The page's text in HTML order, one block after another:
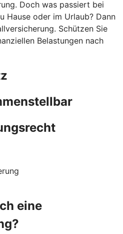
Doch was passiert bei
Hause oder im Urlaub? Dann
Schützen Sie
Belastungen nach
eine